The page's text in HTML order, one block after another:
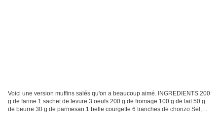
Voici une version muffins salés qu'on a beaucoup aimé. INGREDIENTS 200
g de farine 1 sachet de levure 3 oeufs 200 g de fromage 100 g de lait 50 g
de beurre 30 g de parmesan 1 belle courgette 6 tranches de chorizo Sel,